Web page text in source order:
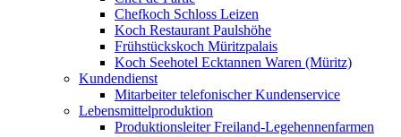
Chefkoch Schloss Leizen
Koch Restaurant Paulshöhe
Frühstückskoch Müritzpalais
Koch Seehotel Ecktannen Waren (Müritz)
Kundendienst
Mitarbeiter telefonischer Kundenservice
Lebensmittelproduktion
Produktionsleiter Freiland-Legehennenfarmen